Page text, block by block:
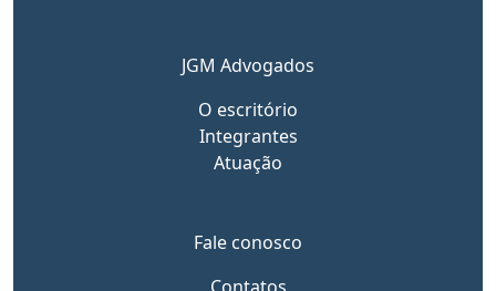
JGM Advogados
O escritório
Integrantes
Atuação
Fale conosco